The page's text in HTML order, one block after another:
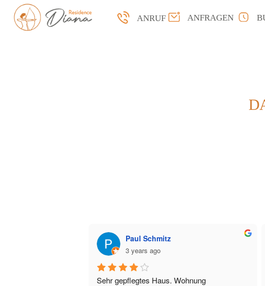
ANRUF ANFRAGEN
Paul Schmitz
3 years ago
Sehr gepflegtes Haus. Wohnung